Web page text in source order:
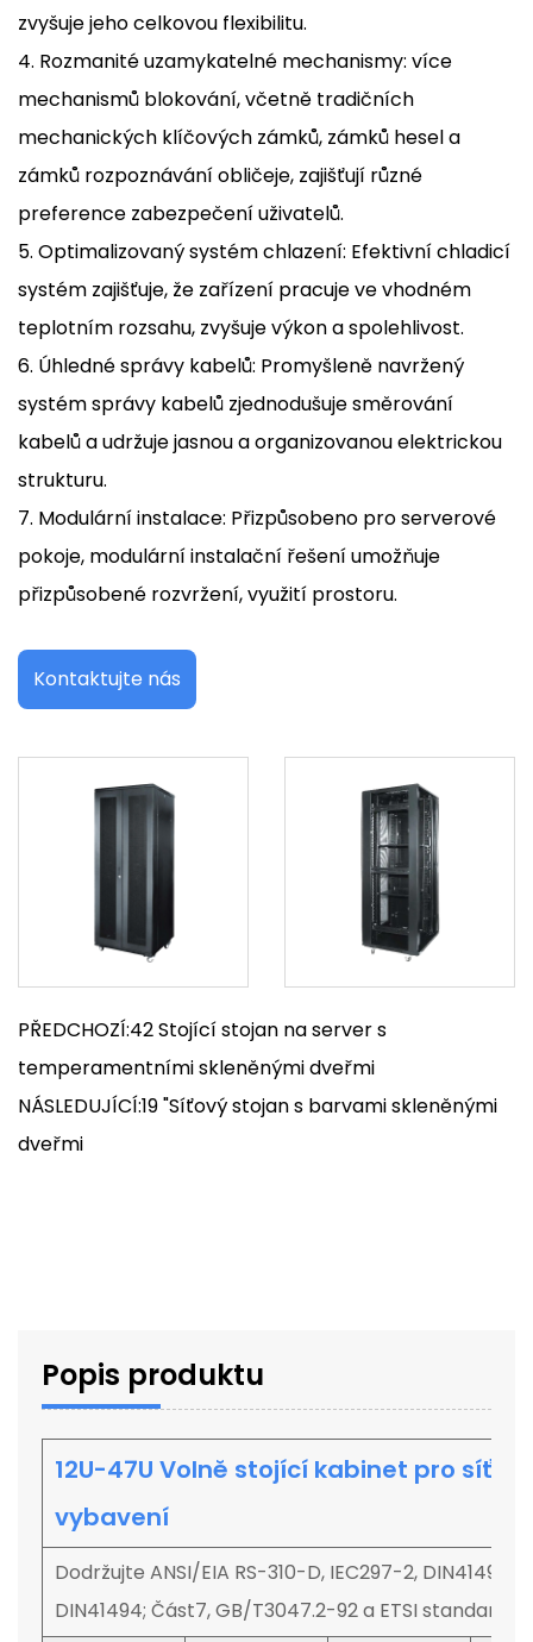
zvyšuje jeho celkovou flexibilitu.
4. Rozmanité uzamykatelné mechanismy: více
mechanismů blokování, včetně tradičních
mechanických klíčových zámků, zámků hesel a
zámků rozpoznávání obličeje, zajišťují různé
preference zabezpečení uživatelů.
5. Optimalizovaný systém chlazení: Efektivní chladicí
systém zajišťuje, že zařízení pracuje ve vhodném
teplotním rozsahu, zvyšuje výkon a spolehlivost.
6. Úhledné správy kabelů: Promyšleně navržený
systém správy kabelů zjednodušuje směrování
kabelů a udržuje jasnou a organizovanou elektrickou
strukturu.
7. Modulární instalace: Přizpůsobeno pro serverové
pokoje, modulární instalační řešení umožňuje
přizpůsobené rozvržení, využití prostoru.
Kontaktujte nás
PŘEDCHOZÍ:42 Stojící stojan na server s
temperamentními skleněnými dveřmi
NÁSLEDUJÍCÍ:19 "Síťový stojan s barvami skleněnými
dveřmi
Popis produktu
12U-47U Volně stojící kabinet pro
vybavení
Dodržujte ANSI/EIA RS-310-D, IEC297-2, DIN41491;
DIN41494; Část7, GB/T3047.2-92 a ETSI standard